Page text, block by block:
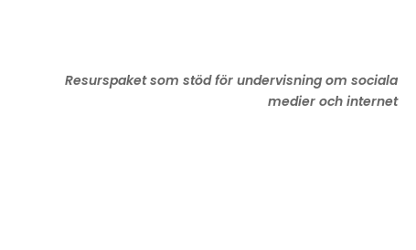
Resurspaket som stöd för undervisning om sociala
medier och internet